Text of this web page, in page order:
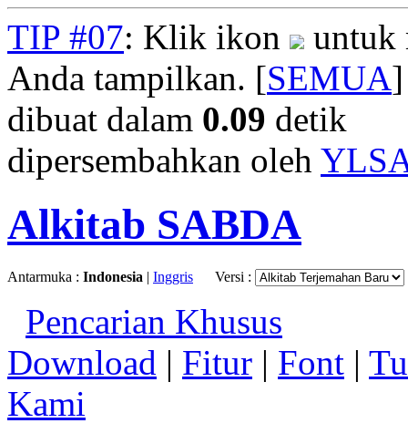
TIP #07: Klik ikon
untuk
Anda tampilkan. [SEMUA]
dibuat dalam 0.09 detik
dipersembahkan oleh
Alkitab SABDA
Antarmuka : Indonesia | Inggris Versi :
Pencarian Khusus
Download | Fitur | Font |
Kami